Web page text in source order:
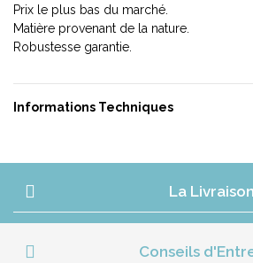
Prix le plus bas du marché.
Matière provenant de la nature.
Robustesse garantie.
Informations Techniques
La Livraison
Conseils